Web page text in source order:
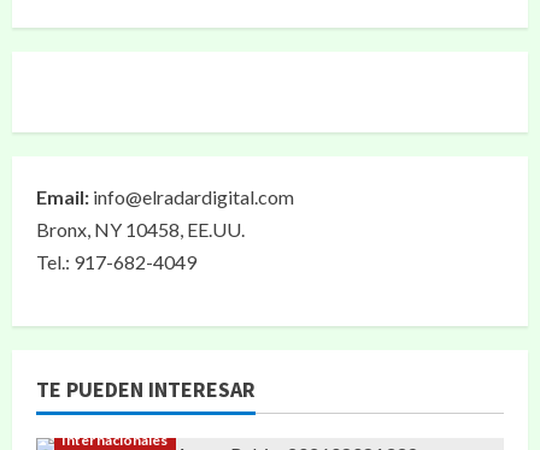
Email: info@elradardigital.com
Bronx, NY 10458, EE.UU.
Tel.: 917-682-4049
TE PUEDEN INTERESAR
Internacionales